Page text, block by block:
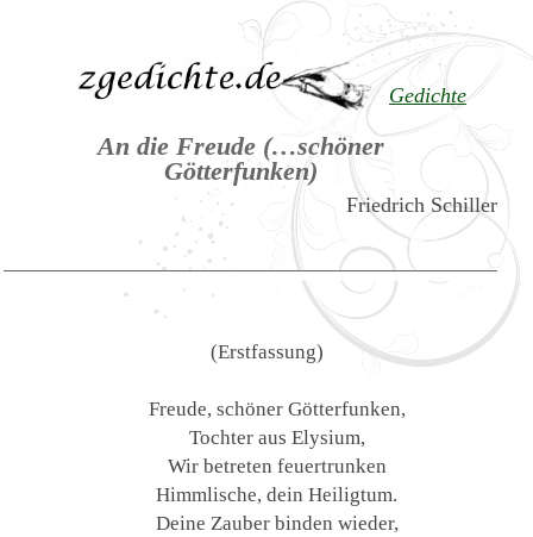
Gedichte
An die Freude (…schöner
Götterfunken)
Friedrich Schiller
(Erstfassung)
Freude, schöner Götterfunken,
Tochter aus Elysium,
Wir betreten feuertrunken
Himmlische, dein Heiligtum.
Deine Zauber binden wieder,